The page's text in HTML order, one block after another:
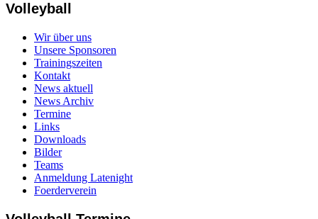
Volleyball
Wir über uns
Unsere Sponsoren
Trainingszeiten
Kontakt
News aktuell
News Archiv
Termine
Links
Downloads
Bilder
Teams
Anmeldung Latenight
Foerderverein